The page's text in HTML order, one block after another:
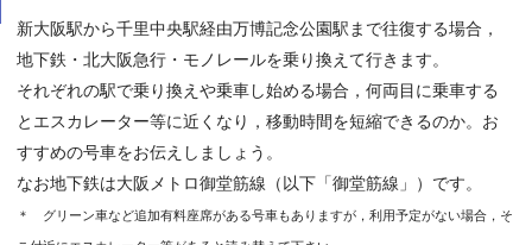
新大阪駅から千里中央駅経由万博記念公園駅まで往復する場合，
地下鉄・北大阪急行・モノレールを乗り換えて行きます。
それぞれの駅で乗り換えや乗車し始める場合，何両目に乗車する
とエスカレーター等に近くなり，移動時間を短縮できるのか。お
すすめの号車をお伝えしましょう。
なお地下鉄は大阪メトロ御堂筋線（以下「御堂筋線」）です。
＊ グリーン車など追加有料座席がある号車もありますが，利用予定がない場合，そ